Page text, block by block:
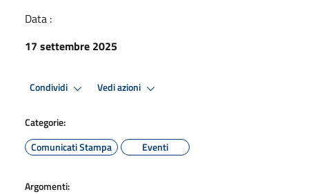
Data :
17 settembre 2025
Condividi Vedi azioni
Categorie:
Comunicati Stampa
Eventi
Argomenti: